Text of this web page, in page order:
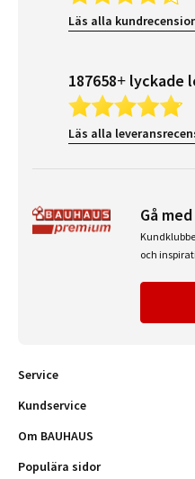
Läs alla
187658+ lyckade
Läs alla
Gå
och
Service
Kundservice
Om BAUHAUS
Populära sidor